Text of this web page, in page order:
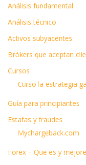
Análisis fundamental
Análisis técnico
Activos subyacentes
Brókers que aceptan
Cursos
Curso la estrategia
Guía para principiantes
Estafas y fraudes
Mychargeback.com
Forex – Que es y